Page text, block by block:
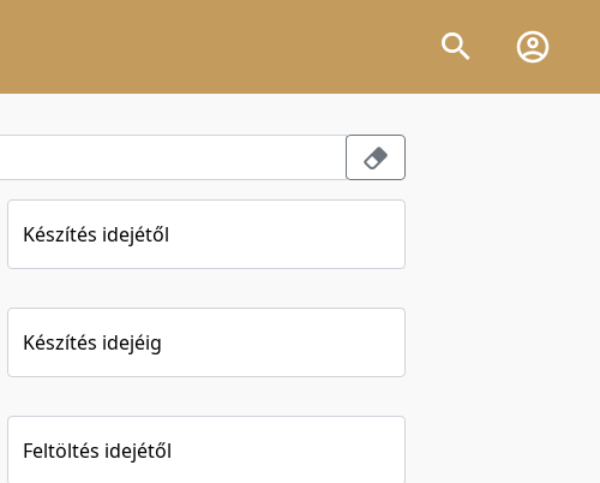
Készítés idejétől
Készítés idejéig
Feltöltés idejétől